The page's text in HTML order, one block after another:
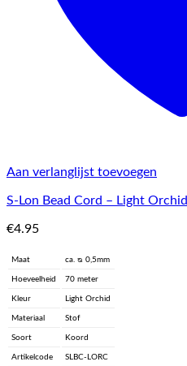
Aan verlanglijst toevoegen
S-Lon Bead Cord – Light Orchid
€4.95
Maat ca. ᴓ 0,5mm
Hoeveelheid 70 meter
Kleur Light Orchid
Materiaal Stof
Soort Koord
Artikelcode SLBC-LORC